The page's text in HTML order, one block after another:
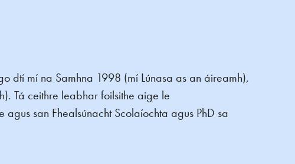
dtí mí na Samhna 1998 (mí Lúnasa as an áireamh),
Tá ceithre leabhar foilsithe aige le
san Fhealsúnacht Scolaíochta agus PhD sa